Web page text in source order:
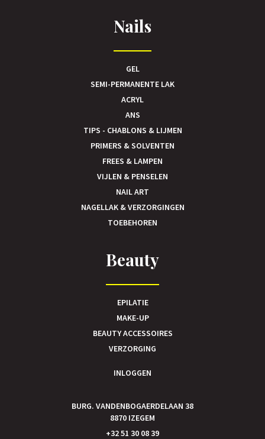
Nails
GEL
SEMI-PERMANENTE LAK
ACRYL
ANS
TIPS - CHABLONS & LIJMEN
PRIMERS & SOLVENTEN
FREES & LAMPEN
VIJLEN & PENSELEN
NAIL ART
NAGELLAK & VERZORGINGEN
TOEBEHOREN
Beauty
EPILATIE
MAKE-UP
BEAUTY ACCESSOIRES
VERZORGING
INLOGGEN
BURG. VANDENBOGAERDELAAN 38
8870 IZEGEM
+32 51 30 08 39